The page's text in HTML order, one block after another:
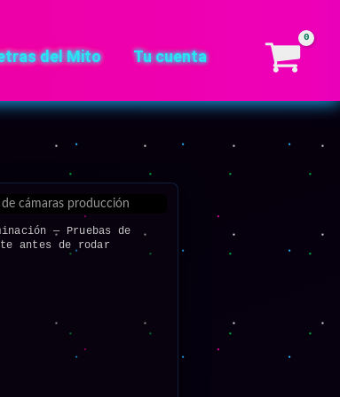
del Mito Tu cuenta
— Pruebas de
antes de rodar